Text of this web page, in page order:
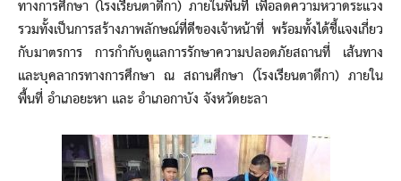
ทางการศึกษา (โรงเรียนตาดีกา) ภายในพื้นที่ เพื่อลดความหวาดระแวง
รวมทั้งเป็นการสร้างภาพลักษณ์ที่ดีของเจ้าหน้าที่ พร้อมทั้งได้ชี้แจงเกี่ยว
กับมาตรการ การกำกับดูแลการรักษาความปลอดภัยสถานที่ เส้นทาง
และบุคลากรทางการศึกษา ณ สถานศึกษา (โรงเรียนตาดีกา) ภายใน
พื้นที่ อำเภอยะหา และ อำเภอกาบัง จังหวัดยะลา